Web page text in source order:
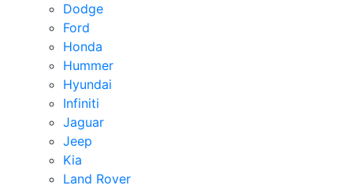
Dodge
Ford
Honda
Hummer
Hyundai
Infiniti
Jaguar
Jeep
Kia
Land Rover